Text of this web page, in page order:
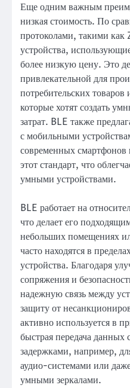
Еще одним важным
низкая стоимость. По
протоколами, такими
устройства,
более низкую цену. Это
привлекательной для
потребительских товаров
которые хотят создать
затрат. BLE также
с мобильными
современных
этот стандарт, что
умными устройствами.
BLE работает на
что делает его
небольших помещениях
часто находятся в
устройства. Благодаря
сопряжения и
надежную связь между
защиту от
активно используется в
быстрая передача
задержками, например,
аудио-системами или
умными зеркалами.